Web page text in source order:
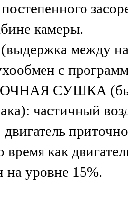
камеры.
между
с
СУШКА
частичный
время как
на уровне 15%.